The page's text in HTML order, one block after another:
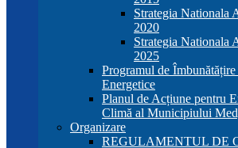
Strategia Nationala
2020
Strategia Nationala
2025
Programul de
Energetice
Planul de Acțiune pentru
Climă al Municipiului
Organizare
REGULAMENTUL DE